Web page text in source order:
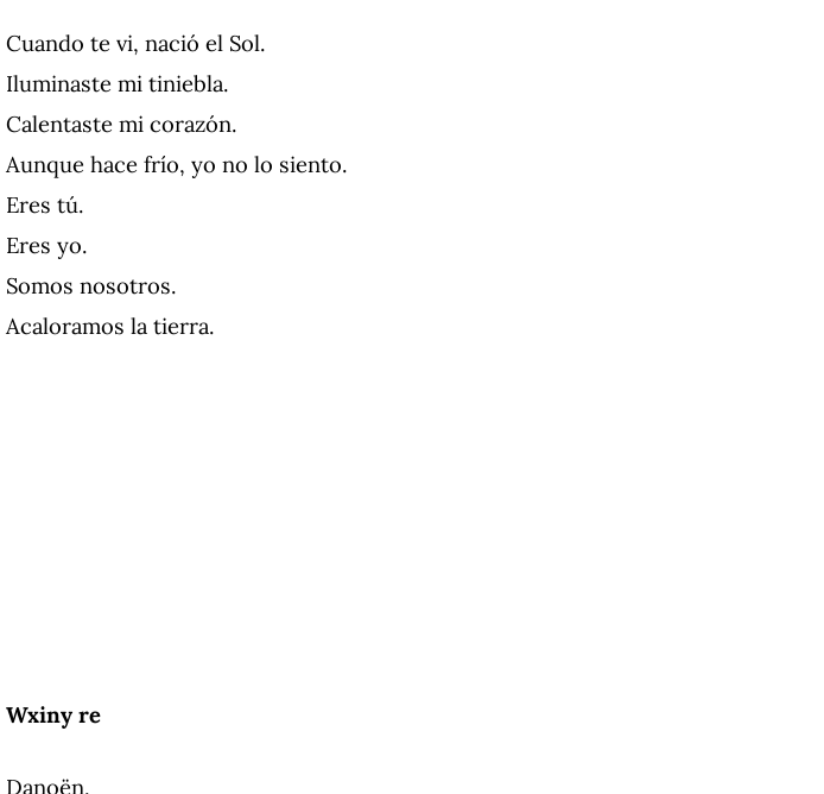
Cuando te vi, nació el Sol.
Iluminaste mi tiniebla.
Calentaste mi corazón.
Aunque hace frío, yo no lo siento.
Eres tú.
Eres yo.
Somos nosotros.
Acaloramos la tierra.
Wxiny re
Danoën,